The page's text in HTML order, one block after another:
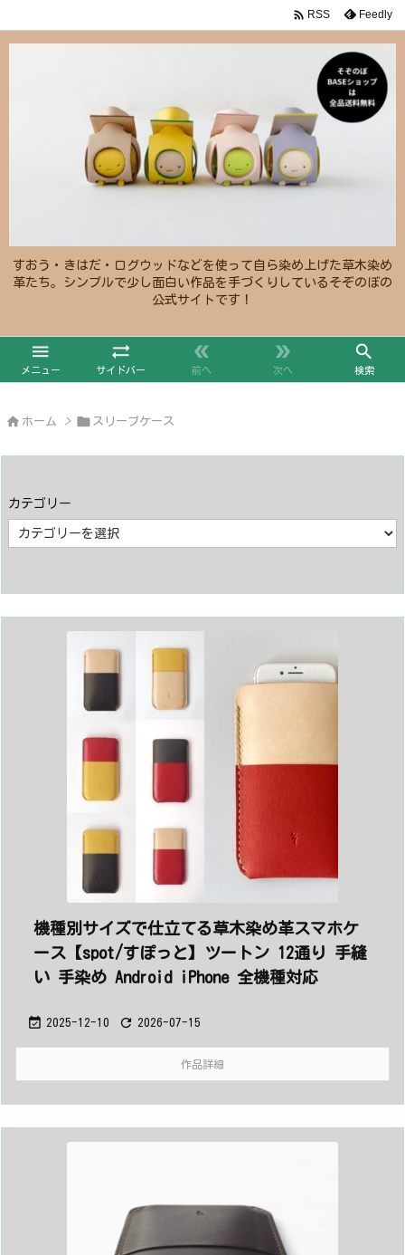
すおう・きはだ・ログウッドなどを使って自ら染め上げた草木染め
革たち。シンプルで少し面白い作品を手づくりしているそぞのぼの
公式サイトです！

メニュー

サイドバー

前へ

次へ

検索
 RSS Feedly
 ホーム >  スリーブケース
カテゴリー
テ
ゴ
機種別サイズで仕立てる草木染め革スマホケ
ース【spot/すぽっと】ツートン 12通り 手縫
い 手染め Android iPhone 全機種対応
 2025-12-10  2026-07-15
作品詳細